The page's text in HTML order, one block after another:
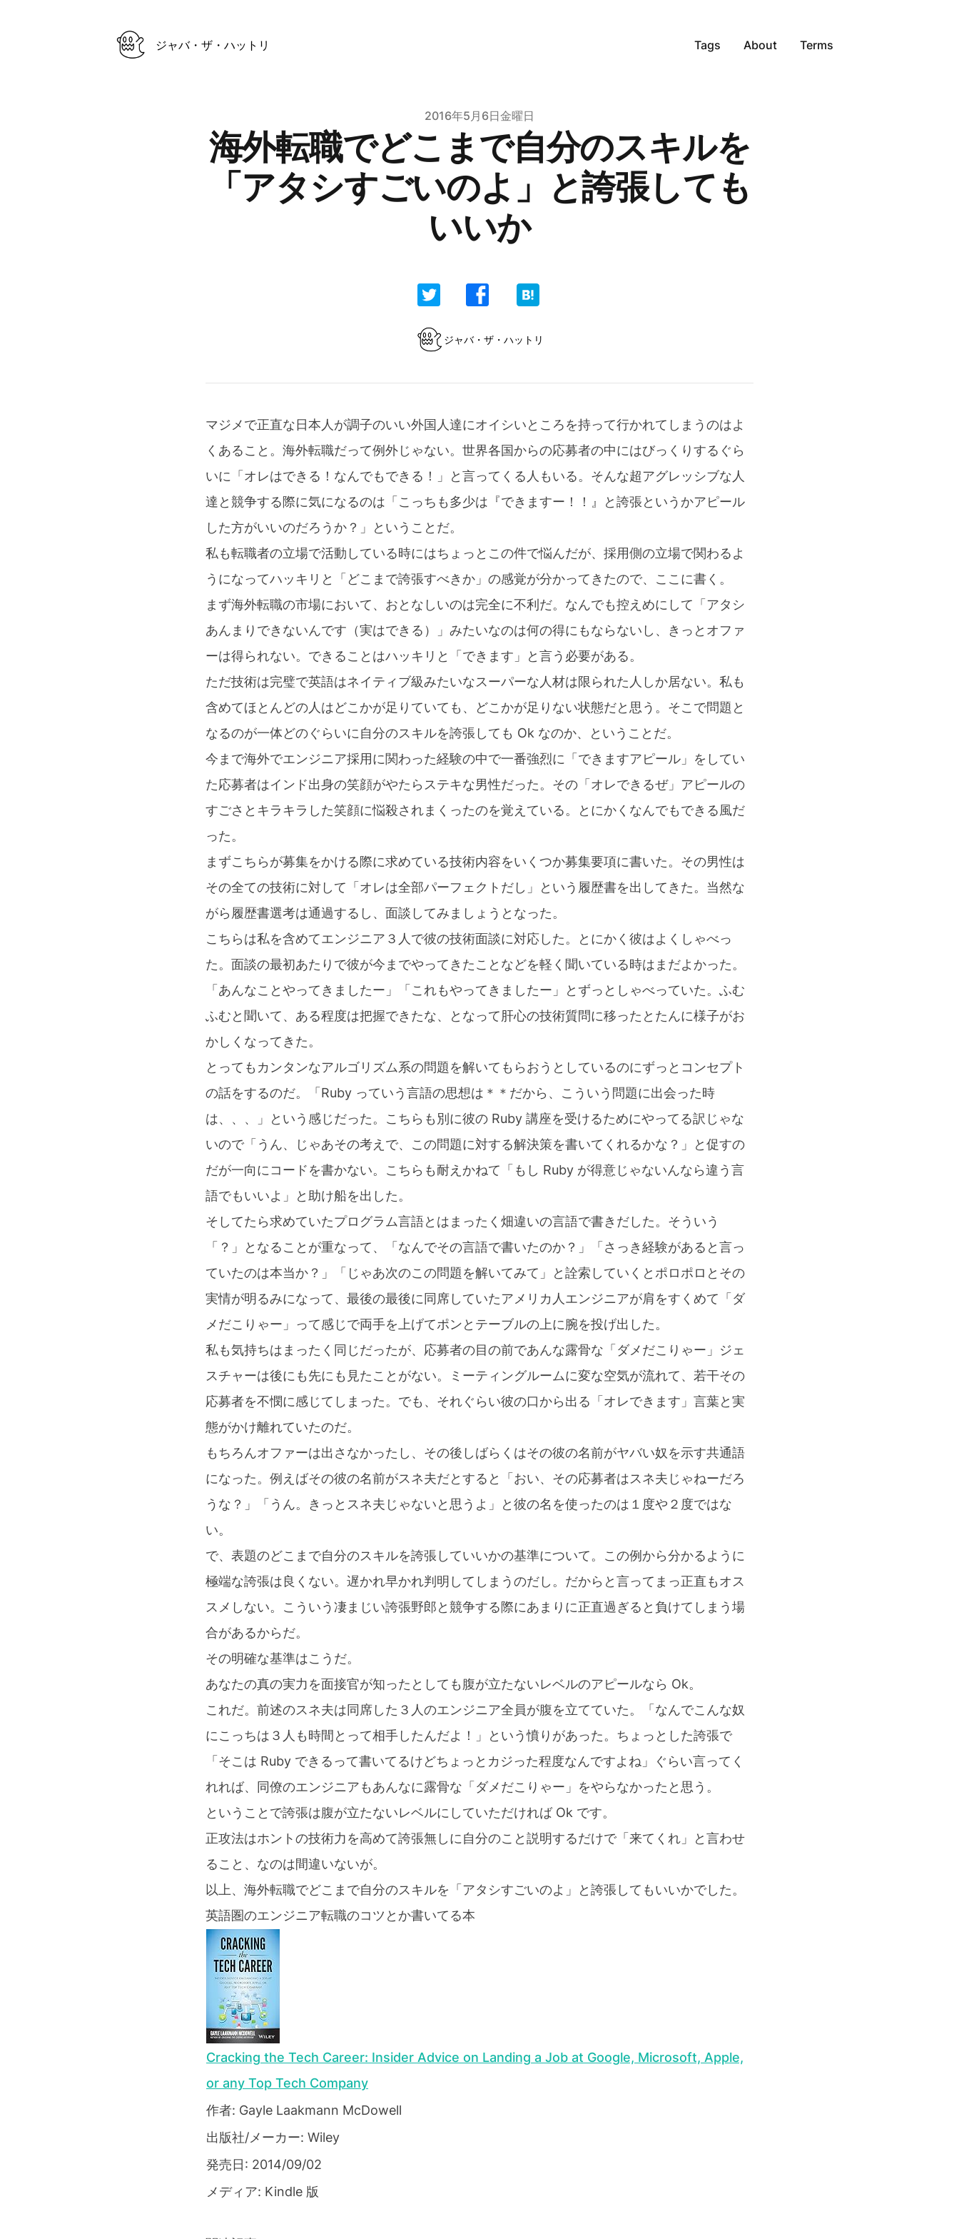
ジャバ・ザ・ハットリ Tags About Terms
2016年5月6日金曜日
海外転職でどこまで自分のスキルを
「アタシすごいのよ」と誇張しても
いいか
ジャバ・ザ・ハットリ
マジメで正直な日本人が調子のいい外国人達にオイシいところを持って行かれてしまうのはよ
くあること。海外転職だって例外じゃない。世界各国からの応募者の中にはびっくりするぐら
いに「オレはできる！なんでもできる！」と言ってくる人もいる。そんな超アグレッシブな人
達と競争する際に気になるのは「こっちも多少は『できますー！！』と誇張というかアピール
した方がいいのだろうか？」ということだ。
私も転職者の立場で活動している時にはちょっとこの件で悩んだが、採用側の立場で関わるよ
うになってハッキリと「どこまで誇張すべきか」の感覚が分かってきたので、ここに書く。
まず海外転職の市場において、おとなしいのは完全に不利だ。なんでも控えめにして「アタシ
あんまりできないんです（実はできる）」みたいなのは何の得にもならないし、きっとオファ
ーは得られない。できることはハッキリと「できます」と言う必要がある。
ただ技術は完璧で英語はネイティブ級みたいなスーパーな人材は限られた人しか居ない。私も
含めてほとんどの人はどこかが足りていても、どこかが足りない状態だと思う。そこで問題と
なるのが一体どのぐらいに自分のスキルを誇張しても Ok なのか、ということだ。
今まで海外でエンジニア採用に関わった経験の中で一番強烈に「できますアピール」をしてい
た応募者はインド出身の笑顔がやたらステキな男性だった。その「オレできるぜ」アピールの
すごさとキラキラした笑顔に悩殺されまくったのを覚えている。とにかくなんでもできる風だ
った。
まずこちらが募集をかける際に求めている技術内容をいくつか募集要項に書いた。その男性は
その全ての技術に対して「オレは全部パーフェクトだし」という履歴書を出してきた。当然な
がら履歴書選考は通過するし、面談してみましょうとなった。
こちらは私を含めてエンジニア３人で彼の技術面談に対応した。とにかく彼はよくしゃべっ
た。面談の最初あたりで彼が今までやってきたことなどを軽く聞いている時はまだよかった。
「あんなことやってきましたー」「これもやってきましたー」とずっとしゃべっていた。ふむ
ふむと聞いて、ある程度は把握できたな、となって肝心の技術質問に移ったとたんに様子がお
かしくなってきた。
とってもカンタンなアルゴリズム系の問題を解いてもらおうとしているのにずっとコンセプト
の話をするのだ。「Ruby っていう言語の思想は＊＊だから、こういう問題に出会った時
は、、、」という感じだった。こちらも別に彼の Ruby 講座を受けるためにやってる訳じゃな
いので「うん、じゃあその考えで、この問題に対する解決策を書いてくれるかな？」と促すの
だが一向にコードを書かない。こちらも耐えかねて「もし Ruby が得意じゃないんなら違う言
語でもいいよ」と助け船を出した。
そしてたら求めていたプログラム言語とはまったく畑違いの言語で書きだした。そういう
「？」となることが重なって、「なんでその言語で書いたのか？」「さっき経験があると言っ
ていたのは本当か？」「じゃあ次のこの問題を解いてみて」と詮索していくとポロポロとその
実情が明るみになって、最後の最後に同席していたアメリカ人エンジニアが肩をすくめて「ダ
メだこりゃー」って感じで両手を上げてポンとテーブルの上に腕を投げ出した。
私も気持ちはまったく同じだったが、応募者の目の前であんな露骨な「ダメだこりゃー」ジェ
スチャーは後にも先にも見たことがない。ミーティングルームに変な空気が流れて、若干その
応募者を不憫に感じてしまった。でも、それぐらい彼の口から出る「オレできます」言葉と実
態がかけ離れていたのだ。
もちろんオファーは出さなかったし、その後しばらくはその彼の名前がヤバい奴を示す共通語
になった。例えばその彼の名前がスネ夫だとすると「おい、その応募者はスネ夫じゃねーだろ
うな？」「うん。きっとスネ夫じゃないと思うよ」と彼の名を使ったのは１度や２度ではな
い。
で、表題のどこまで自分のスキルを誇張していいかの基準について。この例から分かるように
極端な誇張は良くない。遅かれ早かれ判明してしまうのだし。だからと言ってまっ正直もオス
スメしない。こういう凄まじい誇張野郎と競争する際にあまりに正直過ぎると負けてしまう場
合があるからだ。
その明確な基準はこうだ。
あなたの真の実力を面接官が知ったとしても腹が立たないレベルのアピールなら Ok。
これだ。前述のスネ夫は同席した３人のエンジニア全員が腹を立てていた。「なんでこんな奴
にこっちは３人も時間とって相手したんだよ！」という憤りがあった。ちょっとした誇張で
「そこは Ruby できるって書いてるけどちょっとカジった程度なんですよね」ぐらい言ってく
れれば、同僚のエンジニアもあんなに露骨な「ダメだこりゃー」をやらなかったと思う。
ということで誇張は腹が立たないレベルにしていただければ Ok です。
正攻法はホントの技術力を高めて誇張無しに自分のこと説明するだけで「来てくれ」と言わせ
ること、なのは間違いないが。
以上、海外転職でどこまで自分のスキルを「アタシすごいのよ」と誇張してもいいかでした。
英語圏のエンジニア転職のコツとか書いてる本
Cracking the Tech Career: Insider Advice on Landing a Job at Google, Microsoft, Apple,
or any Top Tech Company
作者: Gayle Laakmann McDowell
出版社/メーカー: Wiley
発売日: 2014/09/02
メディア: Kindle 版